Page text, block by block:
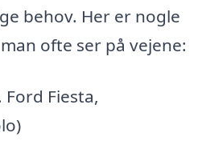
behov. Her er nogle
ofte ser på vejene:
Ford Fiesta,